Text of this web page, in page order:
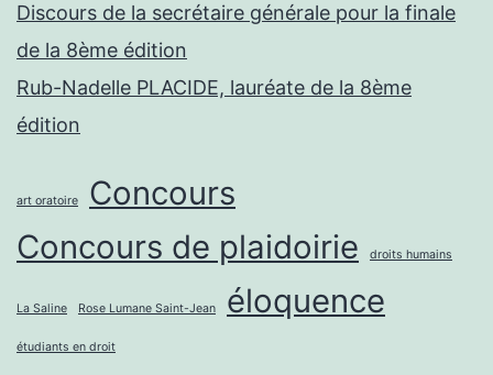
Discours de la secrétaire générale pour la finale
de la 8ème édition
Rub-Nadelle PLACIDE, lauréate de la 8ème
édition
art oratoire
Concours
Concours de plaidoirie
droits humains
La Saline Rose Lumane Saint-Jean éloquence
étudiants en droit